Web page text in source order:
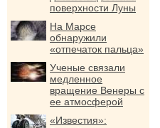
поверхности Луны
На Марсе
обнаружили
«отпечаток пальца»
Ученые связали
медленное
вращение Венеры с
ее атмосферой
«Известия»: